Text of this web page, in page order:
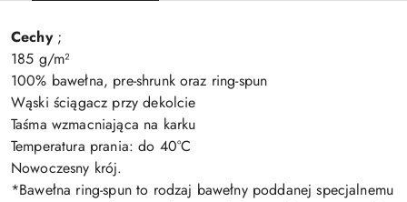
Cechy ;
185 g/m²
100% bawełna, pre-shrunk oraz ring-spun
Wąski ściągacz przy dekolcie
Taśma wzmacniająca na karku
Temperatura prania: do 40°C
Nowoczesny krój.
*Bawełna ring-spun to rodzaj bawełny poddanej specjalnemu